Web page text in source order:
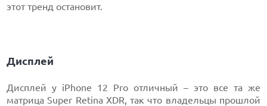
этот тренд остановит.
Дисплей
Дисплей у iPhone 12 Pro отличный – это все та же
матрица Super Retina XDR, так что владельцы прошлой